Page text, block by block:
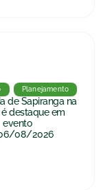
Planejamento
de Sapiranga na
é destaque em
evento
08/2026